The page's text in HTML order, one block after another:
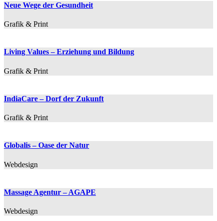
Neue Wege der Gesundheit
Grafik & Print
Living Values – Erziehung und Bildung
Grafik & Print
IndiaCare – Dorf der Zukunft
Grafik & Print
Globalis – Oase der Natur
Webdesign
Massage Agentur – AGAPE
Webdesign